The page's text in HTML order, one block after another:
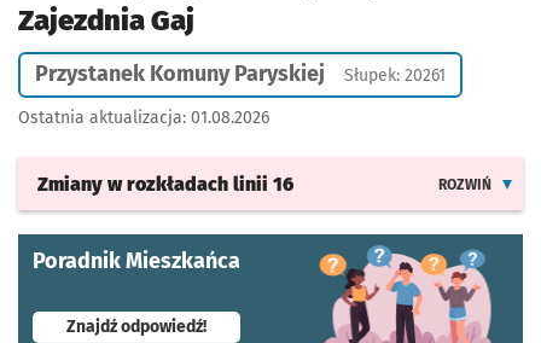
Zajezdnia Gaj
Przystanek Komuny Paryskiej Słupek: 20261
Ostatnia aktualizacja: 01.08.2026
Zmiany w rozkładach linii 16 ROZWIŃ
Poradnik Mieszkańca
Znajdź odpowiedź!- otworzy się w nowej karcie